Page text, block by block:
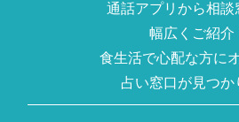
通話アプリから相談
幅広くご紹介
食生活で心配な方に
占い窓口が見つか